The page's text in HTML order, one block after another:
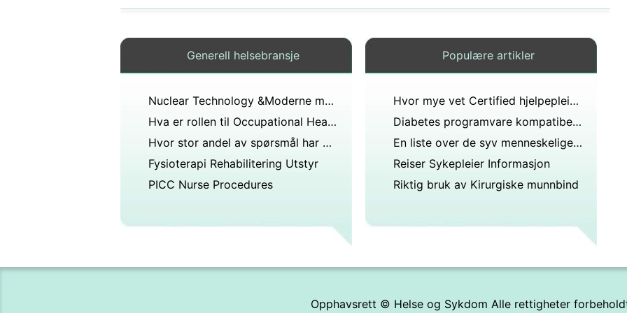
Generell helsebransje
Nuclear Technology &Moderne medisin
Hva er rollen til Occupational Health Sykepleier
Hvor stor andel av spørsmål har du for å få rett til å passere NCLEX
Fysioterapi Rehabilitering Utstyr
PICC Nurse Procedures
Populære artikler
Hvor mye vet Certified hjelpepleiere Gjør
Diabetes programvare kompatibel med One Touch Ultra II
En liste over de syv menneskelige følelser
Reiser Sykepleier Informasjon
Riktig bruk av Kirurgiske munnbind
Opphavsrett © Helse og Sykdom Alle rettigheter